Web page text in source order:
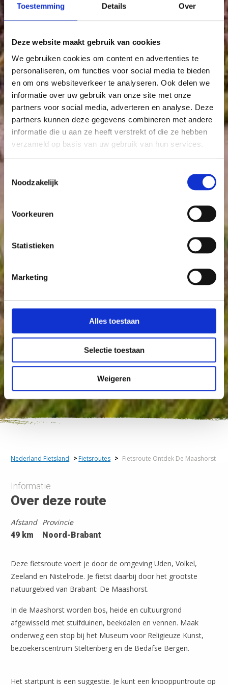
Toestemming Details Over
Deze website maakt gebruik van cookies
We gebruiken cookies om content en advertenties te
personaliseren, om functies voor social media te bieden
en om ons websiteverkeer te analyseren. Ook delen we
informatie over uw gebruik van onze site met onze
partners voor social media, adverteren en analyse. Deze
partners kunnen deze gegevens combineren met andere
informatie die u aan ze heeft verstrekt of die ze hebben
verzameld op basis van uw gebruik van hun services.
Noodzakelijk
Voorkeuren
Statistieken
Marketing
Alles toestaan
Selectie toestaan
Weigeren
Nederland Fietsland > Fietsroutes > Fietsroute Ontdek De Maashorst
Informatie
Over deze route
Afstand
49 km
Provincie
Noord-Brabant
Deze fietsroute voert je door de omgeving Uden, Volkel,
Zeeland en Nistelrode. Je fietst daarbij door het grootste
natuurgebied van Brabant: De Maashorst.
In de Maashorst worden bos, heide en cultuurgrond
afgewisseld met stuifduinen, beekdalen en vennen. Maak
onderweg een stop bij het Museum voor Religieuze Kunst,
bezoekerscentrum Steltenberg en de Bedafse Bergen.
Het startpunt is een suggestie. Je kunt een knooppuntroute op
85
62
70 71
78
87
07
14
08